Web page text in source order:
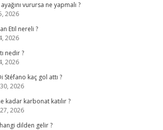
vurursa ne yapmalı ?
2026
Etil nereli ?
2026
nedir ?
2026
Stéfano kaç gol attı ?
2026
kadar karbonat katılır ?
2026
dilden gelir ?